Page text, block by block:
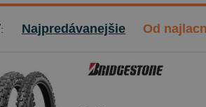
Najpredávanejšie Od